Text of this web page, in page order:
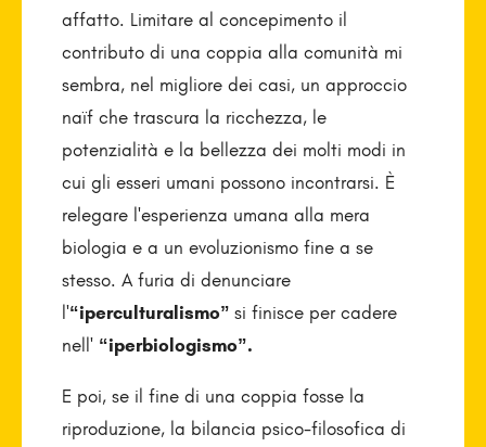
affatto. Limitare al concepimento il
contributo di una coppia alla comunità mi
sembra, nel migliore dei casi, un approccio
naïf che trascura la ricchezza, le
potenzialità e la bellezza dei molti modi in
cui gli esseri umani possono incontrarsi. È
relegare l'esperienza umana alla mera
biologia e a un evoluzionismo fine a se
stesso. A furia di denunciare
l'“iperculturalismo” si finisce per cadere
nell' “iperbiologismo”.
E poi, se il fine di una coppia fosse la
riproduzione, la bilancia psico-filosofica di